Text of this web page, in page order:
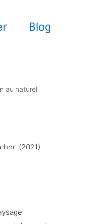
Blog
au naturel
(2021)